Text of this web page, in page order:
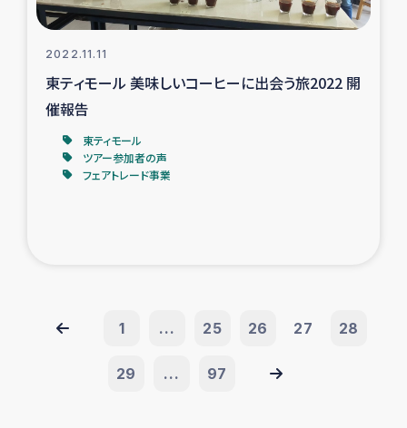
2022.11.11
東ティモール 美味しいコーヒーに出会う旅2022 開
催報告
東ティモール
ツアー参加者の声
フェアトレード事業
1 ... 25 26 27 28
29 ... 97